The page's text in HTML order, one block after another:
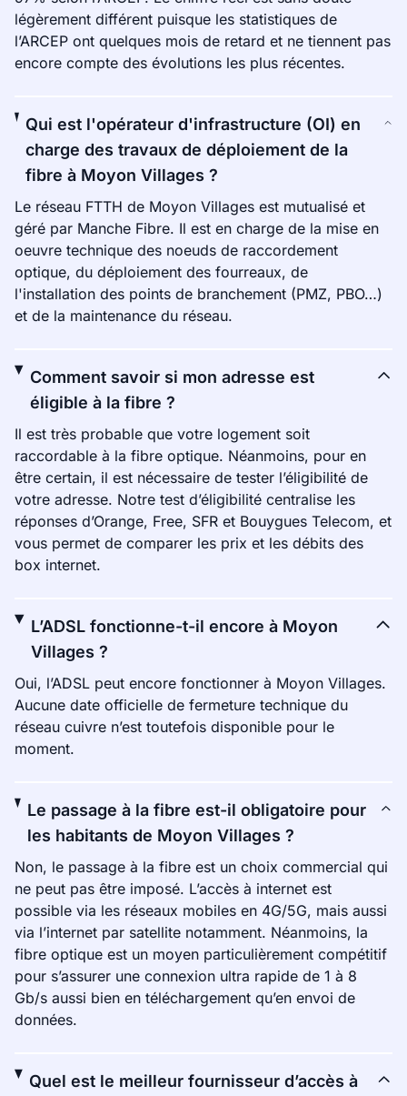
légèrement différent puisque les statistiques de
l’ARCEP ont quelques mois de retard et ne tiennent pas
encore compte des évolutions les plus récentes.
Qui est l'opérateur d'infrastructure (OI) en
charge des travaux de déploiement de la
fibre à Moyon Villages ?
Le réseau FTTH de Moyon Villages est mutualisé et
géré par Manche Fibre. Il est en charge de la mise en
oeuvre technique des noeuds de raccordement
optique, du déploiement des fourreaux, de
l'installation des points de branchement (PMZ, PBO…)
et de la maintenance du réseau.
Comment savoir si mon adresse est
éligible à la fibre ?
Il est très probable que votre logement soit
raccordable à la fibre optique. Néanmoins, pour en
être certain, il est nécessaire de tester l’éligibilité de
votre adresse. Notre test d’éligibilité centralise les
réponses d’Orange, Free, SFR et Bouygues Telecom, et
vous permet de comparer les prix et les débits des
box internet.
L’ADSL fonctionne-t-il encore à Moyon
Villages ?
Oui, l’ADSL peut encore fonctionner à Moyon Villages.
Aucune date officielle de fermeture technique du
réseau cuivre n’est toutefois disponible pour le
moment.
Le passage à la fibre est-il obligatoire pour
les habitants de Moyon Villages ?
Non, le passage à la fibre est un choix commercial qui
ne peut pas être imposé. L’accès à internet est
possible via les réseaux mobiles en 4G/5G, mais aussi
via l’internet par satellite notamment. Néanmoins, la
fibre optique est un moyen particulièrement compétitif
pour s’assurer une connexion ultra rapide de 1 à 8
Gb/s aussi bien en téléchargement qu’en envoi de
données.
Quel est le meilleur fournisseur d’accès à